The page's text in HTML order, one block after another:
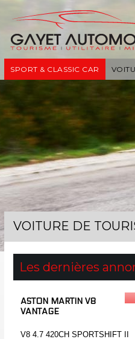
SPORT & CLASSIC CAR
VOITURE DE
Les dernières
ASTON MARTIN V8
VANTAGE
V8 4.7 420CH SPORTSHIFT II